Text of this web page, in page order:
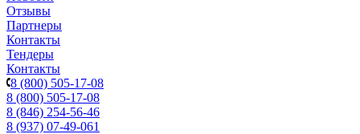
Отзывы
Партнеры
Контакты
Тендеры
Контакты
8 (800) 505-17-08
8 (800) 505-17-08
8 (846) 254-56-46
8 (937) 07-49-061